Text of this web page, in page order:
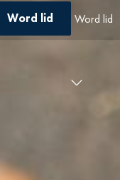
Word lid Word lid